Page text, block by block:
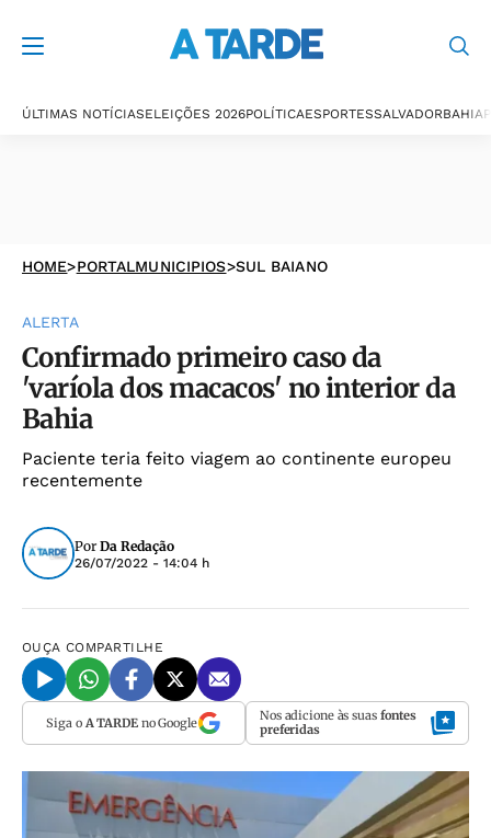
ÚLTIMAS NOTÍCIASELEIÇÕES 2026POLÍTICAESPORTESSALVADORBAHIA
HOME>PORTALMUNICIPIOS>SUL BAIANO
ALERTA
Confirmado primeiro caso da
'varíola dos macacos' no interior da
Bahia
Paciente teria feito viagem ao continente europeu
recentemente
Por Da Redação
26/07/2022 - 14:04 h
OUÇA COMPARTILHE
Siga o A TARDEno Google Nos adicione às suas fontes
preferidas